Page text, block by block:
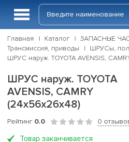
Главная Каталог
ЗАПАСНЫЕ
Трансмиссия, приводы
ШРУСы,
ШРУС наруж. TOYOTA AVENSIS,
ШРУС наруж. TOYOTA
AVENSIS, CAMRY
(24x56x26x48)
Рейтинг 0.0 0
Товар заканчивается